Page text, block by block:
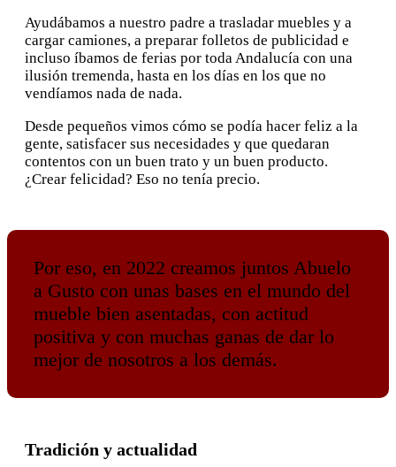
Ayudábamos a nuestro padre a trasladar muebles y a
cargar camiones, a preparar folletos de publicidad e
incluso íbamos de ferias por toda Andalucía con una
ilusión tremenda, hasta en los días en los que no
vendíamos nada de nada.
Desde pequeños vimos cómo se podía hacer feliz a la
gente, satisfacer sus necesidades y que quedaran
contentos con un buen trato y un buen producto.
¿Crear felicidad? Eso no tenía precio.
Por eso, en 2022 creamos juntos Abuelo
a Gusto con unas bases en el mundo del
mueble bien asentadas, con actitud
positiva y con muchas ganas de dar lo
mejor de nosotros a los demás.
Tradición y actualidad